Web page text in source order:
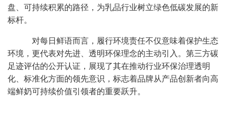
盘、可持续积累的路径，为乳品行业树立绿色低碳发展的新
标杆。
对每日鲜语而言，履行环境责任不仅意味着保护生态
环境，更代表对先进、透明环保理念的主动引入。第三方碳
足迹评估的公开认证，展现了其在推动行业环保治理透明
化、标准化方面的领先意识，标志着品牌从产品创新者向高
端鲜奶可持续价值引领者的重要跃升。